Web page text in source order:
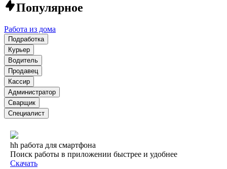
Популярное
Работа из дома
Подработка
Курьер
Водитель
Продавец
Кассир
Администратор
Сварщик
Специалист
hh работа для смартфона
Поиск работы в приложении быстрее и удобнее
Скачать